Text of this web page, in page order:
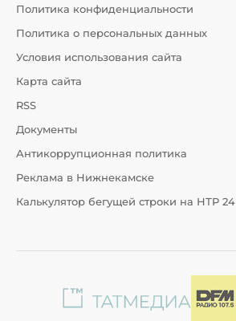
Политика конфиденциальности
Политика о персональных данных
Условия использования сайта
Карта сайта
RSS
Документы
Антикоррупционная политика
Реклама в Нижнекамске
Калькулятор бегущей строки на НТР 24